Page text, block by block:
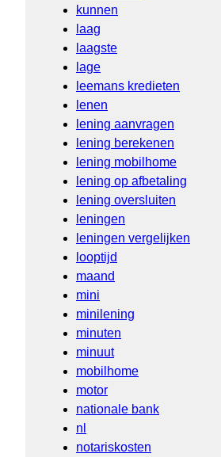
kunnen
laag
laagste
lage
leemans kredieten
lenen
lening aanvragen
lening berekenen
lening mobilhome
lening op afbetaling
lening oversluiten
leningen
leningen vergelijken
looptijd
maand
mini
minilening
minuten
minuut
mobilhome
motor
nationale bank
nl
notariskosten